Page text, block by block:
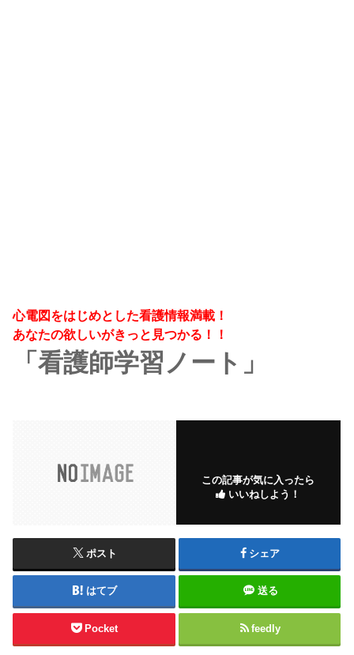
心電図をはじめとした看護情報満載！
あなたの欲しいがきっと見つかる！！
「看護師学習ノート」
この記事が気に入ったら
いいねしよう！
ポスト シェア
はてブ 送る
Pocket feedly